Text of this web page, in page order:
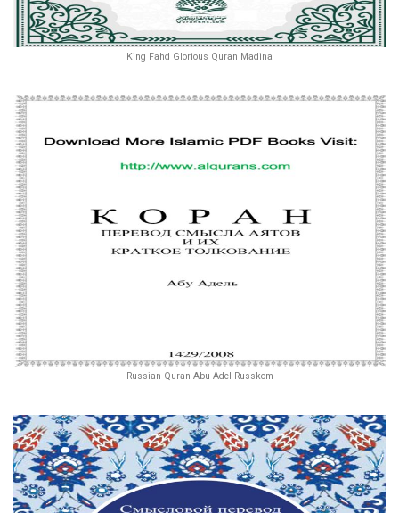
King Fahd Glorious Quran Madina
Russian Quran Abu Adel Russkom